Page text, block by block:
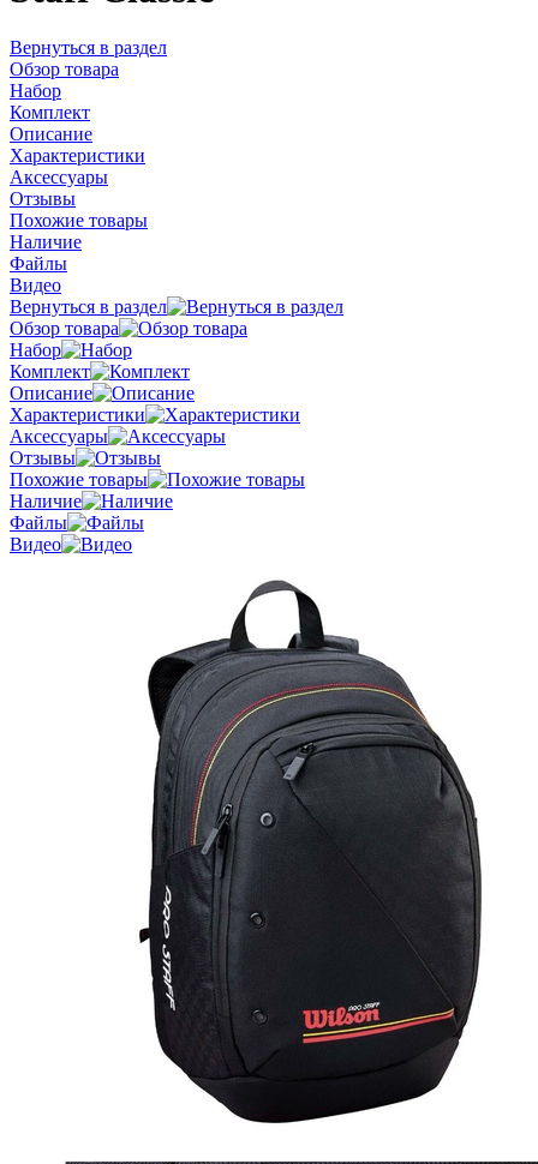
Вернуться в раздел
Обзор товара
Набор
Комплект
Описание
Характеристики
Аксессуары
Отзывы
Похожие товары
Наличие
Файлы
Видео
Вернуться в раздел
Обзор товара
Набор
Комплект
Описание
Характеристики
Аксессуары
Отзывы
Похожие товары
Наличие
Файлы
Видео